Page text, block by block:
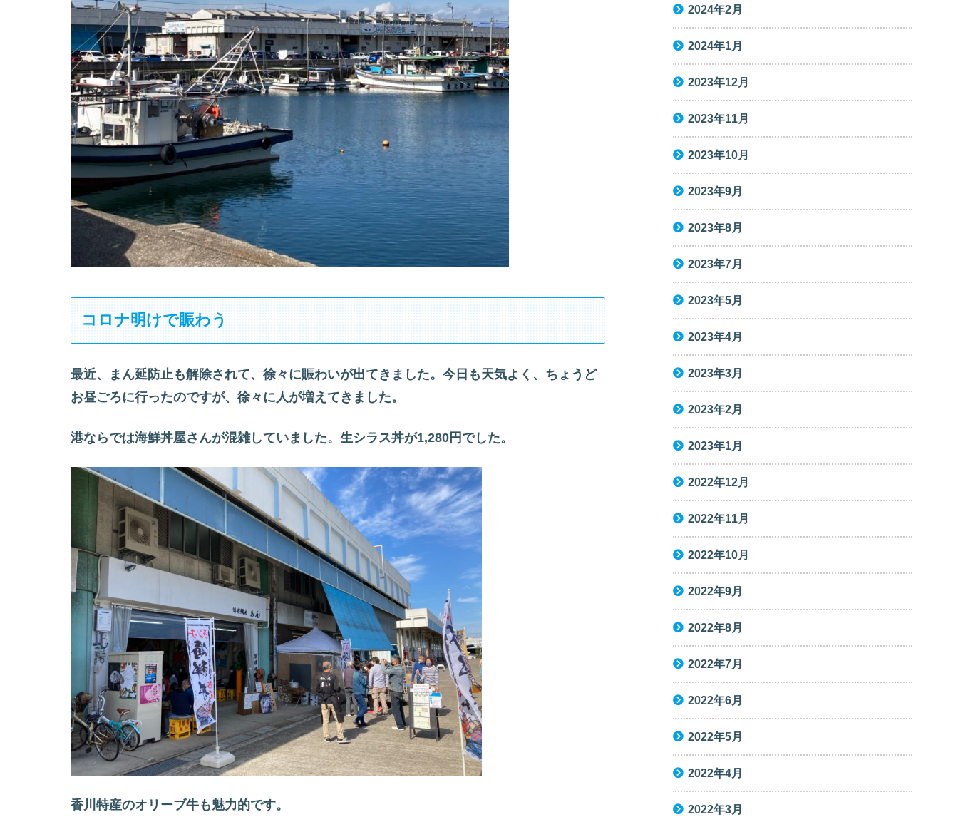
コロナ明けで賑わう
最近、まん延防止も解除されて、徐々に賑わいが出てきました。今日も天気よく、ちょうど
お昼ごろに行ったのですが、徐々に人が増えてきました。
港ならでは海鮮丼屋さんが混雑していました。生シラス丼が1,280円でした。
香川特産のオリーブ牛も魅力的です。
2024年2月
2024年1月
2023年12月
2023年11月
2023年10月
2023年9月
2023年8月
2023年7月
2023年5月
2023年4月
2023年3月
2023年2月
2023年1月
2022年12月
2022年11月
2022年10月
2022年9月
2022年8月
2022年7月
2022年6月
2022年5月
2022年4月
2022年3月